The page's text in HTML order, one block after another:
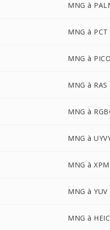
MNG à
MNG à PCT
MNG à
MNG à RAS
MNG à
MNG à
MNG à XPM
MNG à YUV
MNG à HEIC